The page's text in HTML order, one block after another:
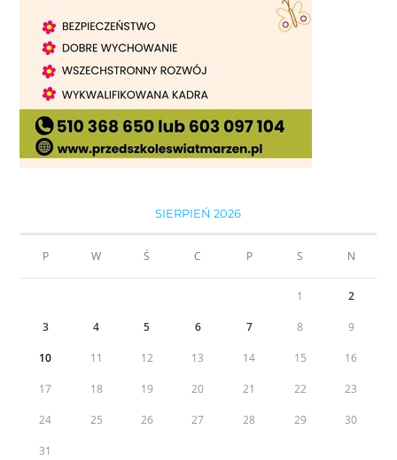
SIERPIEŃ 2026
P W Ś C P S N
1 2
3 4 5 6 7 8 9
10 11 12 13 14 15 16
17 18 19 20 21 22 23
24 25 26 27 28 29 30
31